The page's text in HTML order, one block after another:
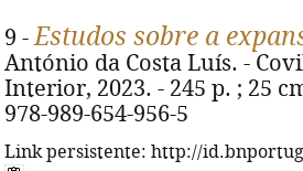
9 -Estudos sobre a
António da Costa Luís. -
Interior, 2023. - 245 p. ; 25
978-989-654-956-5
Link persistente: http://